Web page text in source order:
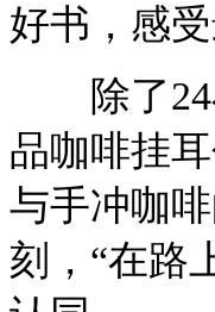
好书，感
除了24
品咖啡挂
与手冲咖
刻，“在路